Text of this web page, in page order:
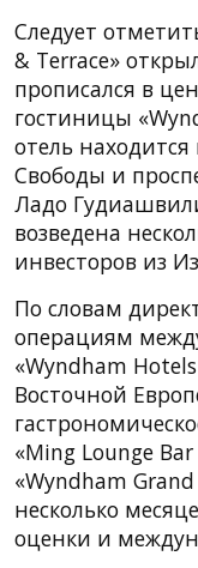
Следует
& Terrace»
прописался в
гостиницы
отель
Свободы и
Ладо
возведена
инвесторов из
По словам
операциям
«Wyndham
Восточной
«Ming Lounge
«Wyndham
несколько
оценки и